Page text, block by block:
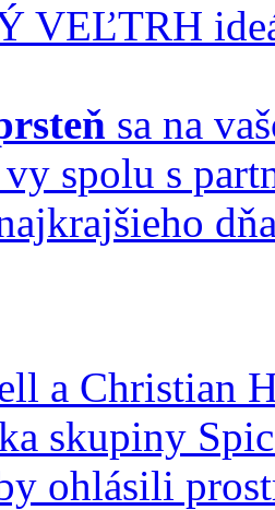
VEĽTRH
sa na
spolu s
a Christian
skupiny
ohlásili